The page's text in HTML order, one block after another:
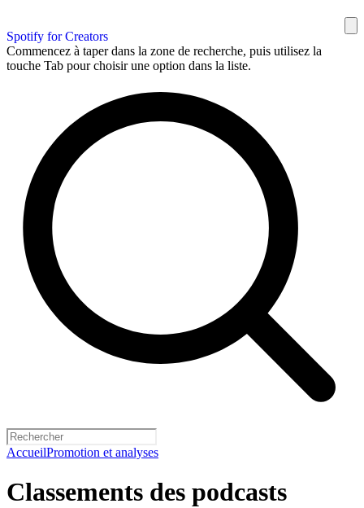
Spotify for Creators
Commencez à taper dans la zone de recherche, puis utilisez la
touche Tab pour choisir une option dans la liste.
AccueilPromotion et analyses
Classements des podcasts